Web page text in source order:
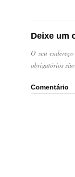
Deixe um
O seu
obrigatórios